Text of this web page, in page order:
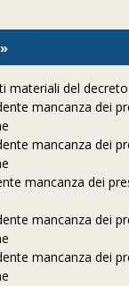
materiali del
mancanza dei
mancanza dei
mancanza dei
mancanza dei
mancanza dei